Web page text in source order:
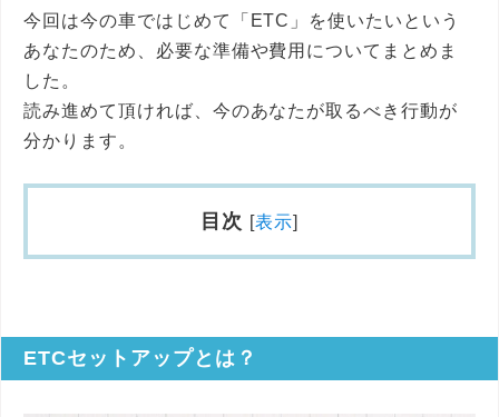
今回は今の車ではじめて「ETC」を使いたいという
あなたのため、必要な準備や費用についてまとめま
した。
読み進めて頂ければ、今のあなたが取るべき行動が
分かります。
目次 [表示]
ETCセットアップとは？